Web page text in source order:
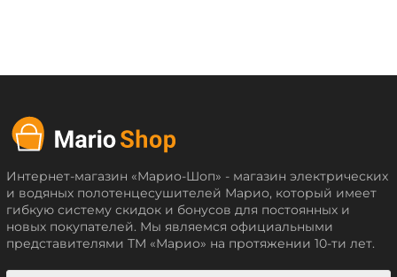
Интернет-магазин «Марио-Шоп» - магазин электрических
и водяных полотенцесушителей Марио, который имеет
гибкую систему скидок и бонусов для постоянных и
новых покупателей. Мы являемся официальными
представителями ТМ «Марио» на протяжении 10-ти лет.